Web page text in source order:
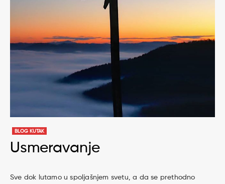
BLOG KUTAK
Usmeravanje
Sve dok lutamo u spoljašnjem svetu, a da se prethodno